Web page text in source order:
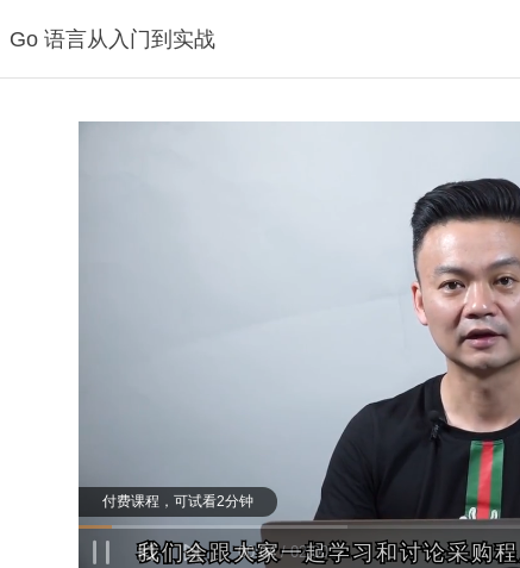
Go 语言从入门到实战
我们会跟大家一起学习和讨论采购
我们会跟大家一起学习和讨论采购